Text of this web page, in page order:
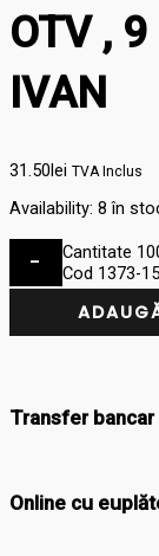
OTV ,
IVAN
31.50lei TVA Inclus
Availability: 8 în
-
Cantitate
Cod 1373-
Transfer bancar
Online cu